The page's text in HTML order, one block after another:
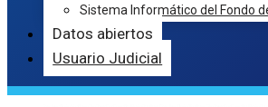
Sistema Informático del Fondo
Datos abiertos
Usuario Judicial